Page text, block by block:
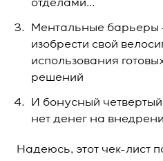
отделами...
Ментальные барьеры
изобрести свой
использования
решений
И бонусный
нет денег на
Надеюсь, этот чек-лист